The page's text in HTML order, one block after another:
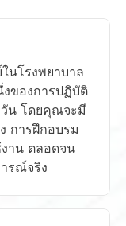
นโรงพยาบาล
งของการปฏิบัติ
วัน โดยคุณจะมี
การฝึกอบรม
าน ตลอดจน
รณ์จริง